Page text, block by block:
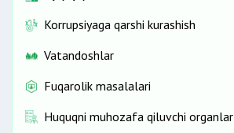
Korrupsiyaga qarshi kurashish
Vatandoshlar
Fuqarolik masalalari
Huquqni muhozafa qiluvchi organlar